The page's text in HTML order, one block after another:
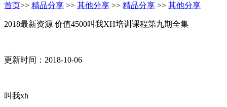
首页>> 精品分享 >> 其他分享 >> 精品分享 >> 其他分享
2018最新资源 价值4500叫我XH培训课程第九期全集
更新时间：2018-10-06
叫我xh